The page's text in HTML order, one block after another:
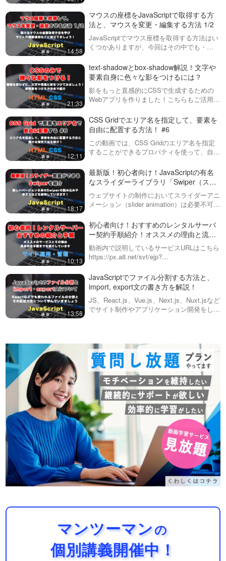
マンツーマンの
個別講義開催中！
（下記URL参照）に引き続き、今回はSwiper
で画像を表示させた際のサイズの調…
14:58
マウスの座標をJavaScriptで取得する方
法と、マウスを変更・編集する方法 1/2
JavaScriptでマウス座標を取得する方法はい
くつかありますが、今回はその中でも・
ぞれの特徴について、説明していきた…
21:33
text-shadowとbox-shadow解説！文字や
要素自身に色々な影をつけるには？
影をもっと直感的にCSSで生成するための
Webアプリを作りました！こちらもご活用く
https://front-end-tools.com/generate…
12:11
CSS Gridでエリア名を指定して、要素を
自由に配置する方法！ #6
この動画では、CSS Gridのエリア名を指定
することができるプロパティを使って、自由
す。様々な指定の１つですが、覚えておくと
便利な機能です！
18:17
最新版！初心者向け！JavaScriptの有名
なスライダーライブラリ「Swiper（スワ
イパー）」を使って、簡単にスライダー
アニメーションを実装してみましょう！
ウェブサイトの制作においてスライダーアニ
メーション（slider animation）は必要不可欠
ら実装するのは困難を極めるので、今回紹介
するようなJSのスラ…
10:13
初心者向け！おすすめのレンタルサーバ
ー契約手順紹介！オススメの理由と流
れ、実際に使えるようになるまで
動画内で説明しているサービスURLはこちら
https://px.a8.net/svt/ejp?
タルサーバーのサービスはたくさんあります
が…
13:58
JavaScriptでファイル分割する方法と、
import, export文の書き方を解説！
JS、React.js、Vue.js、Next.js、Nuxt.jsなど
でサイト制作やアプリケーション開発をして